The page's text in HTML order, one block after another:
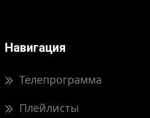
Навигация
Телепрограмма
Плейлисты